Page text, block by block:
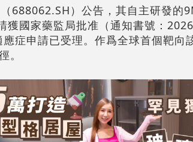
688062.SH）公告，其自主研發的
獲國家藥監局批准（通知書號：
症申請已受理。作爲全球首個靶向
。